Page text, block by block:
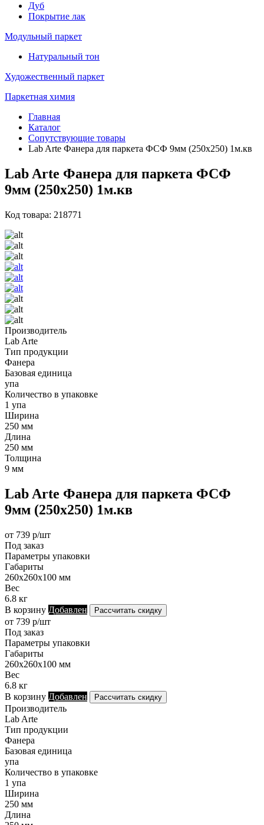
Дуб
Покрытие лак
Модульный паркет
Натуральный тон
Художественный паркет
Паркетная химия
Главная
Каталог
Сопутствующие товары
Lab Arte Фанера для паркета ФСФ 9мм (250х250) 1м.кв
Lab Arte Фанера для паркета ФСФ
9мм (250х250) 1м.кв
Код товара: 218771
Производитель
Lab Arte
Тип продукции
Фанера
Базовая единица
упа
Количество в упаковке
1 упа
Ширина
250 мм
Длина
250 мм
Толщина
9 мм
Lab Arte Фанера для паркета ФСФ
9мм (250х250) 1м.кв
от 739 р/шт
Под заказ
Параметры упаковки
Габариты
260х260х100 мм
Вес
6.8 кг
В корзину Добавлен Рассчитать скидку
от 739 р/шт
Под заказ
Параметры упаковки
Габариты
260х260х100 мм
Вес
6.8 кг
В корзину Добавлен Рассчитать скидку
Производитель
Lab Arte
Тип продукции
Фанера
Базовая единица
упа
Количество в упаковке
1 упа
Ширина
250 мм
Длина